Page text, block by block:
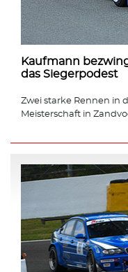
Kaufmann
das Siegerpodest
Zwei starke Rennen in
Meisterschaft in